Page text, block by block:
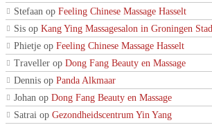
Stefaan op Feeling Chinese Massage Hasselt
Sis op Kang Ying Massagesalon in Groningen Stad
Phietje op Feeling Chinese Massage Hasselt
Traveller op Dong Fang Beauty en Massage
Dennis op Panda Alkmaar
Johan op Dong Fang Beauty en Massage
Satrai op Gezondheidscentrum Yin Yang